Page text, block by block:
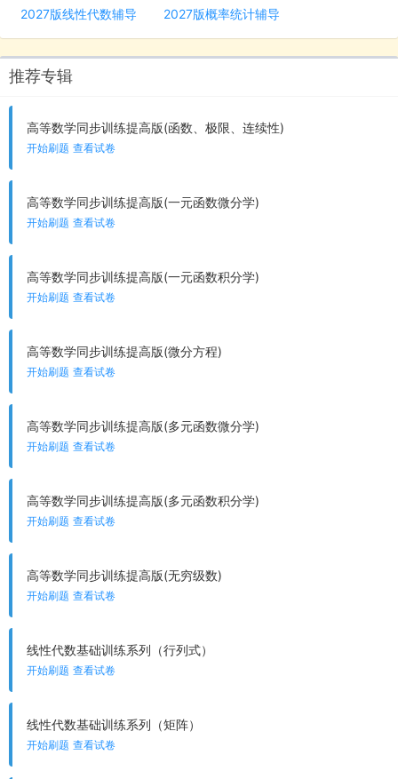
2027版线性代数辅导
2027版概率统计辅导
推荐专辑
高等数学同步训练提高版(函数、极限、连续性)
开始刷题 查看试卷
高等数学同步训练提高版(一元函数微分学)
开始刷题 查看试卷
高等数学同步训练提高版(一元函数积分学)
开始刷题 查看试卷
高等数学同步训练提高版(微分方程)
开始刷题 查看试卷
高等数学同步训练提高版(多元函数微分学)
开始刷题 查看试卷
高等数学同步训练提高版(多元函数积分学)
开始刷题 查看试卷
高等数学同步训练提高版(无穷级数)
开始刷题 查看试卷
线性代数基础训练系列（行列式）
开始刷题 查看试卷
线性代数基础训练系列（矩阵）
开始刷题 查看试卷